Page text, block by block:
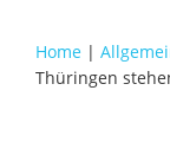
Home |
Thüringen